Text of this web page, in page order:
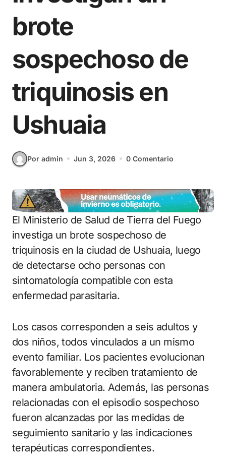
brote
sospechoso de
triquinosis en
Ushuaia
Por admin Jun 3, 2026 0 Comentario
El Ministerio de Salud de Tierra del Fuego
investiga un brote sospechoso de
triquinosis en la ciudad de Ushuaia, luego
de detectarse ocho personas con
sintomatología compatible con esta
enfermedad parasitaria.
Los casos corresponden a seis adultos y
dos niños, todos vinculados a un mismo
evento familiar. Los pacientes evolucionan
favorablemente y reciben tratamiento de
manera ambulatoria. Además, las personas
relacionadas con el episodio sospechoso
fueron alcanzadas por las medidas de
seguimiento sanitario y las indicaciones
terapéuticas correspondientes.